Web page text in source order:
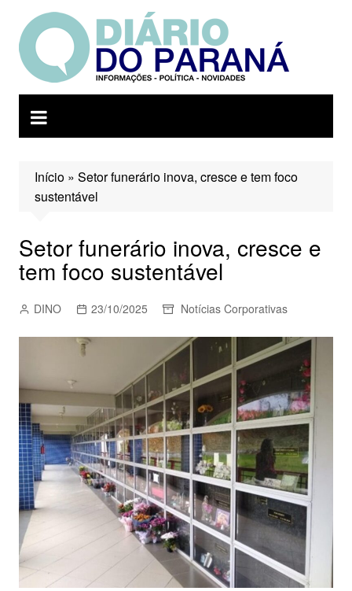
para
conteúdo
Início» Setor funerário inova, cresce e tem foco
sustentável
Setor funerário inova, cresce e
tem foco sustentável
DINO 23/10/2025 Notícias Corporativas